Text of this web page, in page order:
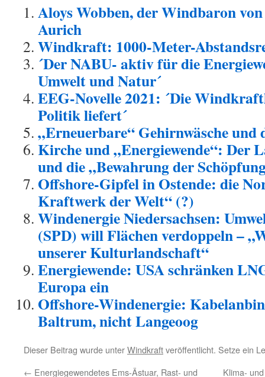
Aloys Wobben, der Windbaron
Aurich
Windkraft: 1000-Meter-
´Der NABU- aktiv für die
Umwelt und Natur´
EEG-Novelle 2021: ´Die
Politik liefert´
„Erneuerbare“ Gehirnwäsche und
Kirche und „Energiewende“: Der
und die „Bewahrung der
Offshore-Gipfel in Ostende: die
Kraftwerk der Welt“ (?)
Windenergie Niedersachsen:
(SPD) will Flächen verdoppeln –
unserer Kulturlandschaft“
Energiewende: USA schränken
Europa ein
Offshore-Windenergie:
Baltrum, nicht Langeoog
Dieser Beitrag wurde unterWindkraftveröffentlicht. Setze ein
← Energiegewendetes Ems-Ästuar, Rast- und Klima-